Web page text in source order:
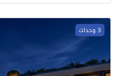
3 وحدات